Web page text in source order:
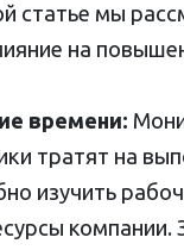
статье мы
на
времени:
тратят на
изучить
компании.